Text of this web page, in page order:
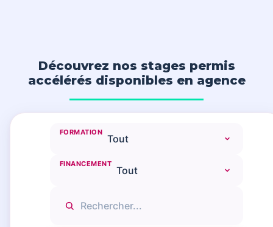
Découvrez nos stages permis
accélérés disponibles en agence
FORMATION
FINANCEMENT